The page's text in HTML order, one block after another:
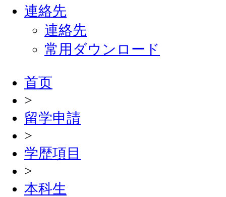
連絡先
連絡先
常用ダウンロード
首页
>
留学申請
>
学歴項目
>
本科生